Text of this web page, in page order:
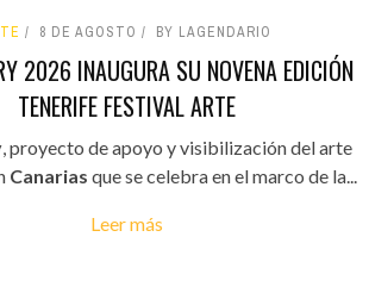
8 DE AGOSTO BY LAGENDARIO
2026 INAUGURA SU NOVENA EDICIÓN
TENERIFE FESTIVAL ARTE
, proyecto de apoyo y visibilización del arte
Canarias que se celebra en el marco de la...
Leer más